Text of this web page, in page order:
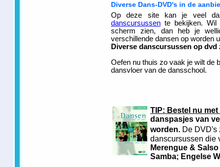
Diverse Dans-DVD's in de
Op deze site kan je veel
danscursussen te bekijken.
scherm zien, dan heb je
verschillende dansen op worden
Diverse danscursussen op
Oefen nu thuis zo vaak je wilt de
dansvloer van de dansschool.
TIP: Bestel nu
danspasjes van
worden. De DVD's
danscursussen die
Merengue &
Samba; Engelse